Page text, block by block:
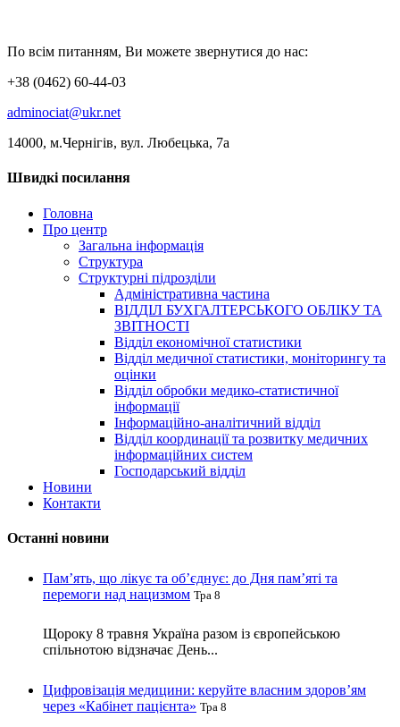
По всім питанням, Ви можете звернутися до нас:
+38 (0462) 60-44-03
adminociat@ukr.net
14000, м.Чернігів, вул. Любецька, 7а
Швидкі посилання
Головна
Про центр
Загальна інформація
Структура
Структурні підрозділи
Адміністративна частина
ВІДДІЛ БУХГАЛТЕРСЬКОГО ОБЛІКУ ТА
ЗВІТНОСТІ
Відділ економічної статистики
Відділ медичної статистики, моніторингу та
оцінки
Відділ обробки медико-статистичної
інформації
Інформаційно-аналітичний відділ
Відділ координації та розвитку медичних
інформаційних систем
Господарський відділ
Новини
Контакти
Останні новини
Пам’ять, що лікує та об’єднує: до Дня пам’яті та
перемоги над нацизмом Тра 8
Щороку 8 травня Україна разом із європейською
спільнотою відзначає День...
Цифровізація медицини: керуйте власним здоров’ям
через «Кабінет пацієнта» Тра 8